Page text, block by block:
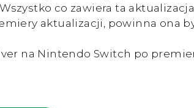
Wszystko co zawiera ta
aktualizacji, powinna ona
na Nintendo Switch po